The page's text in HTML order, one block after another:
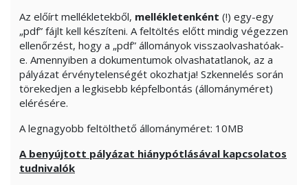
Az előírt mellékletekből, mellékletenként (!) egy-egy
„pdf” fájlt kell készíteni. A feltöltés előtt mindig végezzen
ellenőrzést, hogy a „pdf” állományok visszaolvashatóak-
e. Amennyiben a dokumentumok olvashatatlanok, az a
pályázat érvénytelenségét okozhatja! Szkennelés során
törekedjen a legkisebb képfelbontás (állományméret)
elérésére.
A legnagyobb feltölthető állományméret: 10MB
A benyújtott pályázat hiánypótlásával kapcsolatos
tudnivalók